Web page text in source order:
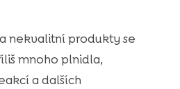
nekvalitní produkty se
mnoho plnidla,
a dalších